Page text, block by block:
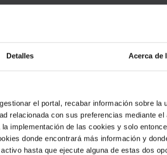
Detalles Acerca de
el portal, recabar información sobre la
relacionada con sus preferencias mediante el
implementación de las cookies y solo
donde encontrará más información y
hasta que ejecute alguna de estas dos